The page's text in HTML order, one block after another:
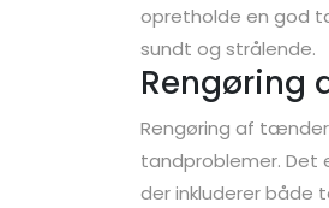
opretholde en god
sundt og strålende.
Rengøring
Rengøring af
tandproblemer.
der inkluderer både